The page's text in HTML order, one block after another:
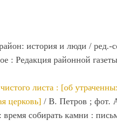
история и люди /
Редакция районной
листа : [об
церковь] / В. Петров ; фот.
собирать камни :